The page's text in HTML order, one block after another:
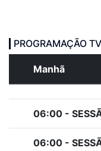
PROGRAMAÇÃO
Manhã
06:00 -
06:00 -